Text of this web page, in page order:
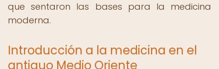
que sentaron las bases para la medicina
moderna.
Introducción a la medicina en el
antiguo Medio Oriente